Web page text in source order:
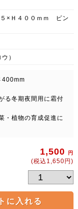
×Ｈ４００ｍｍ ピン
）
400mm
る冬期夜間用に霜付
・植物の育成促進に
1,500 円
(税込1,650円)